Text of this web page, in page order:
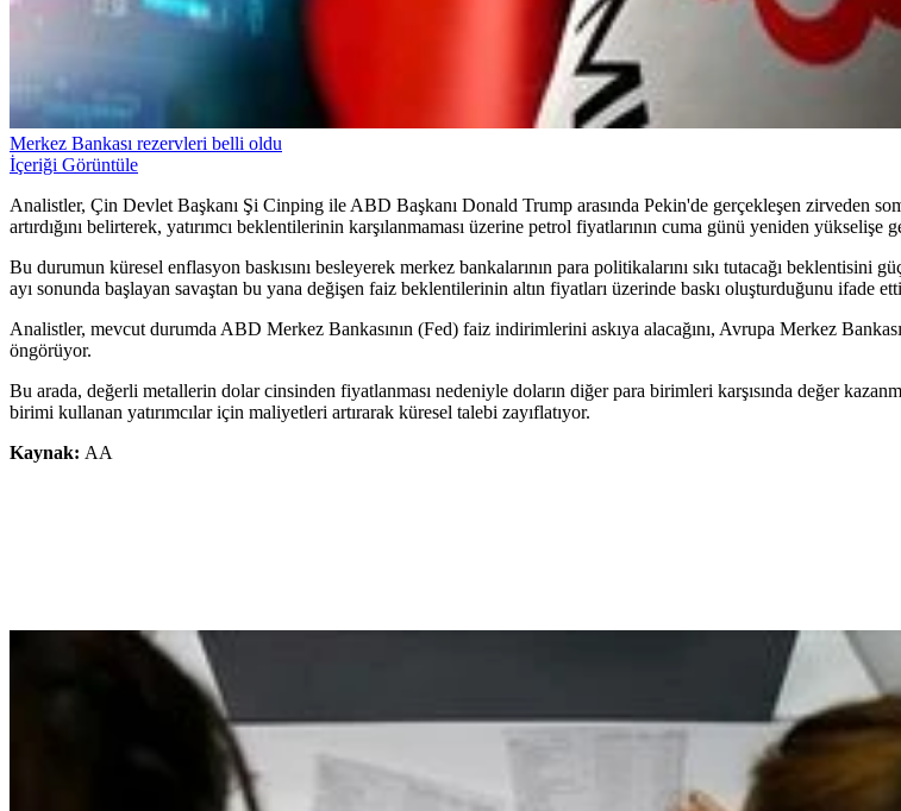
Merkez Bankası rezervleri belli oldu
İçeriği Görüntüle
Analistler, Çin Devlet Başkanı Şi Cinping ile ABD Başkanı Donald Trump arasında Pekin'de gerçekleşen zirveden
artırdığını belirterek, yatırımcı beklentilerinin karşılanmaması üzerine petrol fiyatlarının cuma günü yeniden yükselişe
Bu durumun küresel enflasyon baskısını besleyerek merkez bankalarının para politikalarını sıkı tutacağı beklentisini
ayı sonunda başlayan savaştan bu yana değişen faiz beklentilerinin altın fiyatları üzerinde baskı oluşturduğunu ifade
Analistler, mevcut durumda ABD Merkez Bankasının (Fed) faiz indirimlerini askıya alacağını, Avrupa Merkez
öngörüyor.
Bu arada, değerli metallerin dolar cinsinden fiyatlanması nedeniyle doların diğer para birimleri karşısında değer
birimi kullanan yatırımcılar için maliyetleri artırarak küresel talebi zayıflatıyor.
Kaynak: AA